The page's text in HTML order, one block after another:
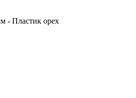
- Пластик орех